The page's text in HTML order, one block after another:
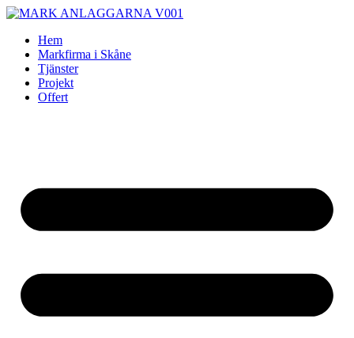
Skip
contentHem
Markfirma i Skåne
Tjänster
Projekt
Offert